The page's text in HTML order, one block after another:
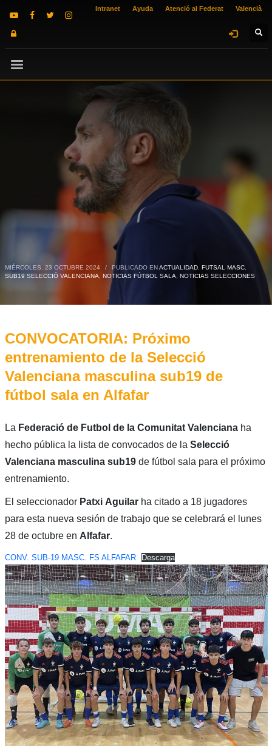
Intranet Ayuda Atenció al Federat Valencià
MIÉRCOLES, 23 OCTUBRE 2024 / PUBLICADO ENACTUALIDAD, FUTSAL MASC.
SUB19 SELECCIÓ VALENCIANA
NOTICIAS FÚTBOL SALA NOTICIAS SELECCIONES
CONVOCATORIA: Próximo
entrenamiento de la Selecció
Valenciana masculina sub19 de
fútbol sala en Alfafar
La Federació de Futbol de la Comunitat Valencianaha
hecho pública la lista de convocados de la Selecció
Valenciana masculina sub19de fútbol sala para el próximo
entrenamiento.
El seleccionador Patxi Aguilarha citado a 18 jugadores
para esta nueva sesión de trabajo que se celebrará el lunes
28 de octubre en Alfafar.
CONV. SUB-19 MASC. FS ALFAFAR Descarga